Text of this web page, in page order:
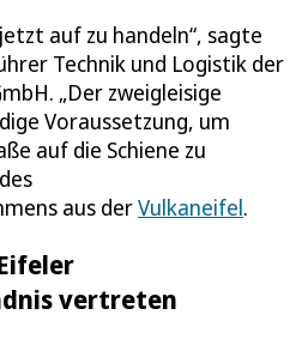
auf zu handeln“, sagte
Technik und Logistik der
„Der zweigleisige
Voraussetzung, um
auf die Schiene zu
aus derVulkaneifel.
vertreten